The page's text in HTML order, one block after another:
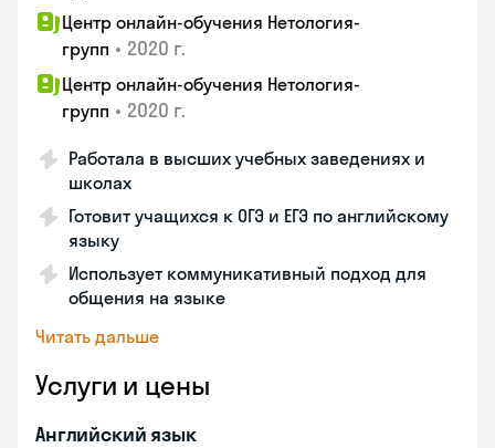
Центр онлайн-обучения Нетология-
групп • 2020 г.
Центр онлайн-обучения Нетология-
групп • 2020 г.
Работала в высших учебных заведениях и
школах
Готовит учащихся к ОГЭ и ЕГЭ по английскому
языку
Использует коммуникативный подход для
общения на языке
Читать дальше
Услуги и цены
Английский язык